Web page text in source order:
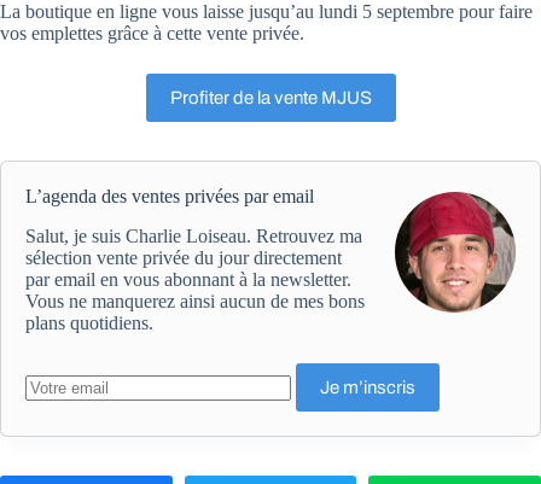
La boutique en ligne vous laisse jusqu’au lundi 5 septembre pour faire
vos emplettes grâce à cette vente privée.
Profiter de la vente MJUS
L’agenda des ventes privées par email
Salut, je suis Charlie Loiseau. Retrouvez ma
sélection vente privée du jour directement
par email en vous abonnant à la newsletter.
Vous ne manquerez ainsi aucun de mes bons
plans quotidiens.